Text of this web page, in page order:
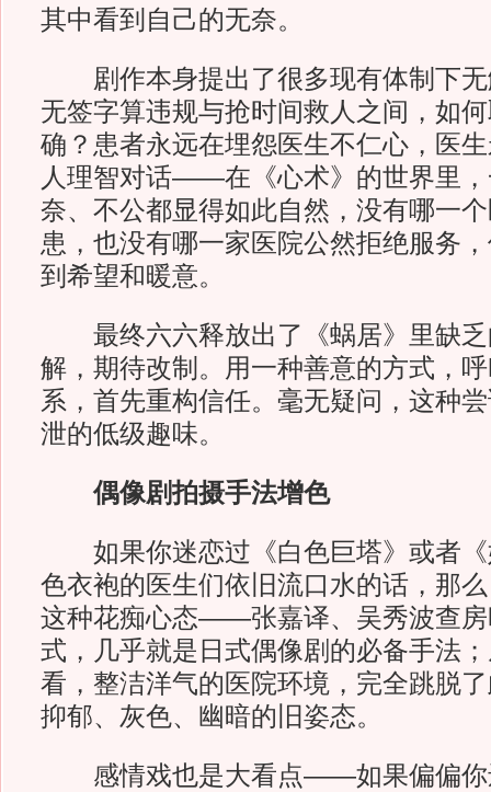
其中看到自己的无奈。
剧作本身提出了很多现有体制下无
无签字算违规与抢时间救人之间，如
确？患者永远在埋怨医生不仁心，医
人理智对话——在《心术》的世界里
奈、不公都显得如此自然，没有哪一
患，也没有哪一家医院公然拒绝服务
到希望和暖意。
最终六六释放出了《蜗居》里缺
解，期待改制。用一种善意的方式，
系，首先重构信任。毫无疑问，这种
泄的低级趣味。
偶像剧拍摄手法增色
如果你迷恋过《白色巨塔》或者《
色衣袍的医生们依旧流口水的话，那
这种花痴心态——张嘉译、吴秀波查房
式，几乎就是日式偶像剧的必备手法
看，整洁洋气的医院环境，完全跳脱
抑郁、灰色、幽暗的旧姿态。
感情戏也是大看点——如果偏偏你